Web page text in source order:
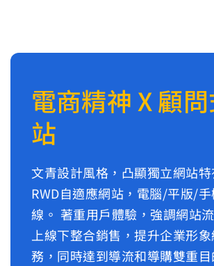
電商精神 X 顧
站
文青設計風格，凸顯獨立網站特
RWD自適應網站，電腦/平版/
線。 著重用戶體驗，強調網站
上線下整合銷售，提升企業形
務，同時達到導流和導購雙重目